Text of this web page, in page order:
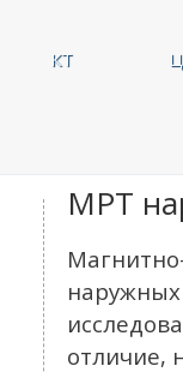
КТ
МРТ
отличие,